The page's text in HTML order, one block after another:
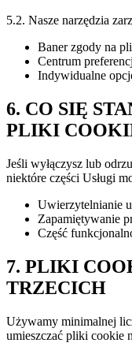
5.2. Nasze narzędzia
Baner zgody na
Centrum
Indywidualne
6. CO SIĘ
PLIKI
Jeśli wyłączysz lub
niektóre części Usługi
Uwierzytelnianie
Zapamiętywanie
Część
7. PLIKI
TRZECICH
Używamy minimalnej
umieszczać pliki cookie